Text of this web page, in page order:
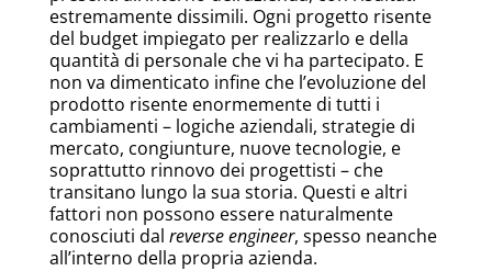
estremamente dissimili. Ogni progetto risente
del budget impiegato per realizzarlo e della
quantità di personale che vi ha partecipato. E
non va dimenticato infine che l’evoluzione del
prodotto risente enormemente di tutti i
cambiamenti – logiche aziendali, strategie di
mercato, congiunture, nuove tecnologie, e
soprattutto rinnovo dei progettisti – che
transitano lungo la sua storia. Questi e altri
fattori non possono essere naturalmente
conosciuti dal reverse engineer, spesso neanche
all’interno della propria azienda.